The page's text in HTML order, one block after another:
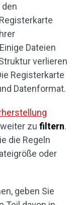
Dateien
verlieren
Registerkarte
Datenformat.
zu filtern.
die Regeln
oder
geben Sie